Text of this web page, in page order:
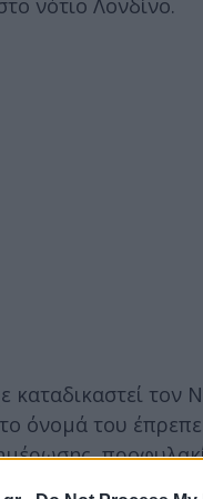
νότιο Λονδίνο.
τον
όνομά του